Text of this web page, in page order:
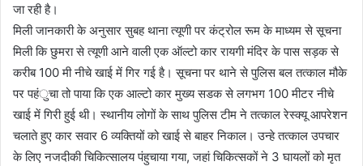
जा रही है।
मिली जानकारी के अनुसार सुबह थाना त्यूणी पर कंट्रोल रूम के माध्यम से सूचना
मिली कि छुमरा से त्यूणी आने वाली एक ऑल्टो कार रायगी मंदिर के पास सड़क से
करीब 100 मी नीचे खाई में गिर गई है। सूचना पर थाने से पुलिस बल तत्काल मौके
पर पहंुचा तो पाया कि एक आल्टो कार मुख्य सडक से लगभग 100 मीटर नीचे
खाई में गिरी हुई थी। स्थानीय लोगों के साथ पुलिस टीम ने तत्काल रेस्क्यू आपरेशन
चलाते हुए कार सवार 6 व्यक्तियों को खाई से बाहर निकाल। उन्हे तत्काल उपचार
के लिए नजदीकी चिकित्सालय पंहुचाया गया, जहां चिकित्सकों ने 3 घायलों को मृत